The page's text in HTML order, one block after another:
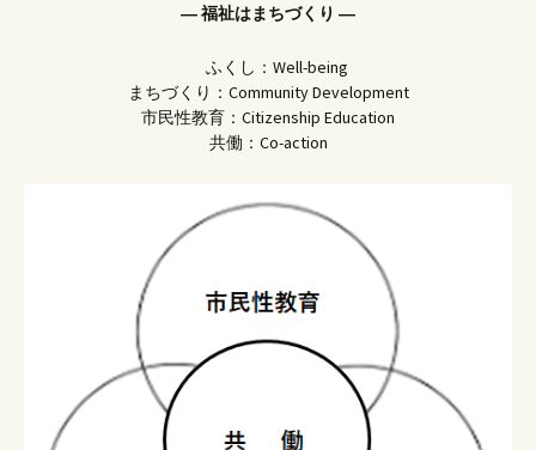
― 福祉はまちづくり ―
ふくし：Well-being
まちづくり：Community Development
市民性教育：Citizenship Education
共働：Co-action